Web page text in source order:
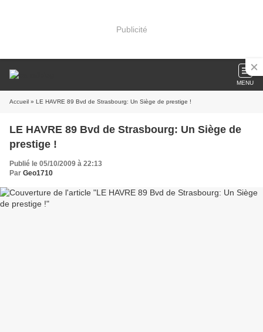
Publicité
MENU
Accueil » LE HAVRE 89 Bvd de Strasbourg: Un Siège de prestige !
LE HAVRE 89 Bvd de Strasbourg: Un Siège de
prestige !
Publié le 05/10/2009 à 22:13
Par Geo1710